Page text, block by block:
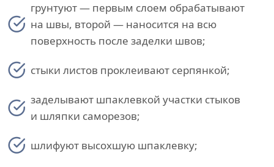
грунтуют — первым слоем обрабатывают
на швы, второй — наносится на всю
поверхность после заделки швов;
стыки листов проклеивают серпянкой;
заделывают шпаклевкой участки стыков
и шляпки саморезов;
шлифуют высохшую шпаклевку;